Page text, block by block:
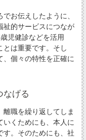
お伝えしたように、
祉的サービスにつなが
児健診などを活用
とは重要です。そし
、個々の特性を正確に
なげる
職を繰り返してしま
いくためにも、本人に
す。そのためにも、社